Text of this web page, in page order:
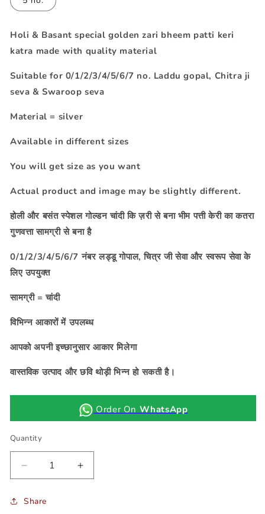
Holi & Basant special golden zari bheem patti keri
katra made with quality material
Suitable for 0/1/2/3/4/5/6/7 no. Laddu gopal, Chitra ji
seva & Swaroop seva
Material = silver
Available in different sizes
You will get size as you want
Actual product and image may be slightly different.
होली और बसंत स्पेशल गोल्डन चांदी कि ज़री से बना भीम पत्ती केरी का कतरा
गुणवत्ता सामग्री से बना है
0/1/2/3/4/5/6/7 नंबर लड्डू गोपाल, चित्र जी सेवा और स्वरूप सेवा के
लिए उपयुक्त
सामग्री = चांदी
विभिन्न आकारों में उपलब्ध
आपको अपनी इच्छानुसार आकार मिलेगा
वास्तविक उत्पाद और छवि थोड़ी भिन्न हो सकती है।
Order On WhatsApp
Quantity
Decrease
quantity
for
Golden
Increase
quantity
SKU:Share